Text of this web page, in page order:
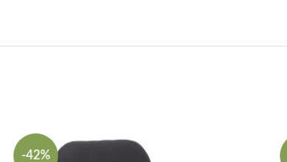
-42%